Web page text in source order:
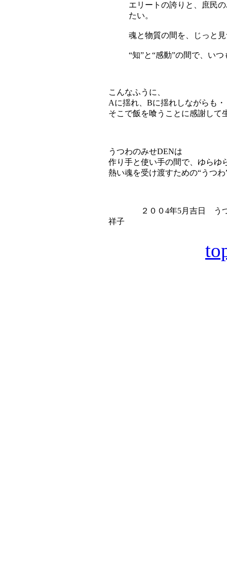
エリートの誇りと、庶民
たい。
魂と物質の間を、じっと
“知”と“感動”の間で、い
こんなふうに、
Aに揺れ、Bに揺れしながらも・
そこで飯を喰うことに感謝して
うつわのみせDENは
作り手と使い手の間で、ゆらゆ
熱い魂を受け渡すための“うつ
２００4年5月吉日 うつわ
祥子